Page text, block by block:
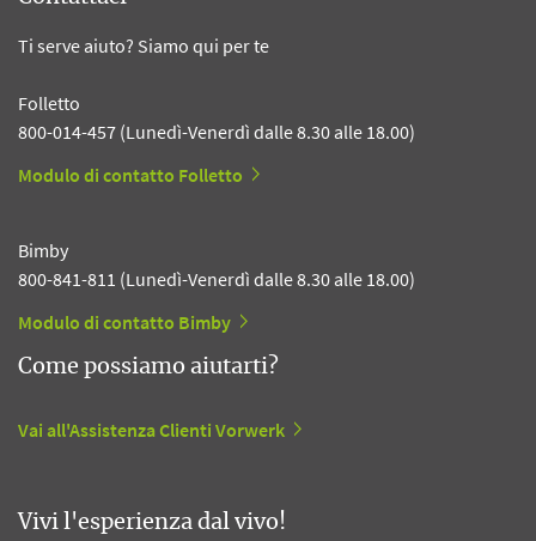
Ti serve aiuto? Siamo qui per te
Folletto
800-014-457 (Lunedì-Venerdì dalle 8.30 alle 18.00)
Modulo di contatto Folletto
Bimby
800-841-811 (Lunedì-Venerdì dalle 8.30 alle 18.00)
Modulo di contatto Bimby
Come possiamo aiutarti?
Vai all'Assistenza Clienti Vorwerk
Vivi l'esperienza dal vivo!